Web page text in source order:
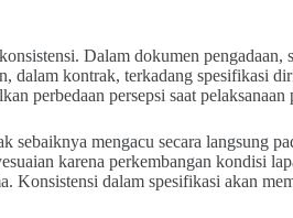
Dalam dokumen pengadaan,
dalam kontrak, terkadang spesifikasi
perbedaan persepsi saat pelaksanaan
mengacu secara langsung
karena perkembangan kondisi
Konsistensi dalam spesifikasi akan